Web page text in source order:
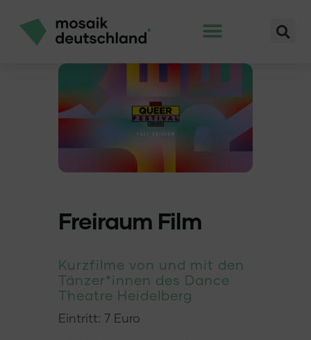
Freiraum Film
Kurzfilme von und mit den
Tänzer*innen des Dance
Theatre Heidelberg
Eintritt: 7 Euro